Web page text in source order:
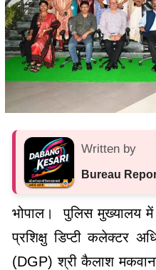
Written by
Bureau
भोपाल। पुलिस मुख्यालय
प्रशिक्षु डिप्टी कलेक्टर
(DGP) श्री कैलाश